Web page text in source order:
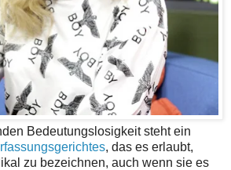
Bedeutungslosigkeit steht ein
, das es erlaubt,
zu bezeichnen, auch wenn sie es